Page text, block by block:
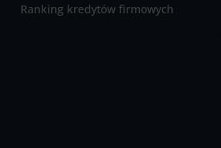
Ranking kredytów firmowych